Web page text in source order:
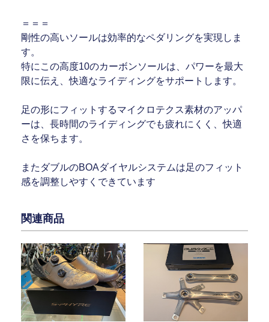
＝＝＝
剛性の高いソールは効率的なペダリングを実現しま
す。
特にこの高度10のカーボンソールは、パワーを最大
限に伝え、快適なライディングをサポートします。
足の形にフィットするマイクロテクス素材のアッパ
ーは、長時間のライディングでも疲れにくく、快適
さを保ちます。
またダブルのBOAダイヤルシステムは足のフィット
感を調整しやすくできています
関連商品